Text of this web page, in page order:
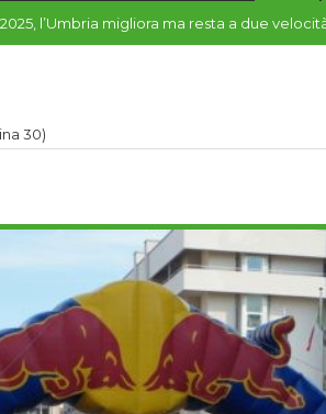
sotto le Stelle”: il 7 e l’8 agosto Castelf
30)